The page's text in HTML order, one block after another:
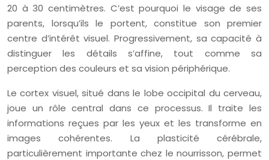
20 à 30 centimètres. C’est pourquoi le visage de ses
parents, lorsqu’ils le portent, constitue son premier
centre d’intérêt visuel. Progressivement, sa capacité à
distinguer les détails s’affine, tout comme sa
perception des couleurs et sa vision périphérique.
Le cortex visuel, situé dans le lobe occipital du cerveau,
joue un rôle central dans ce processus. Il traite les
informations reçues par les yeux et les transforme en
images cohérentes. La plasticité cérébrale,
particulièrement importante chez le nourrisson, permet